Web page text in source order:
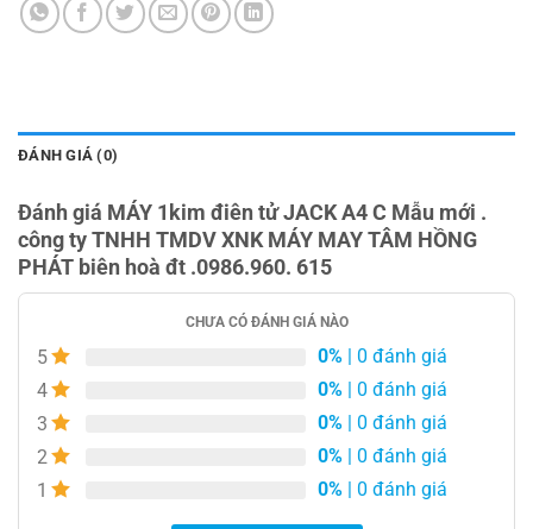
ĐÁNH GIÁ (0)
Đánh giá MÁY 1kim điên tử JACK A4 C Mẫu mới .
công ty TNHH TMDV XNK MÁY MAY TÂM HỒNG
PHÁT biên hoà đt .0986.960. 615
CHƯA CÓ ĐÁNH GIÁ NÀO
5 0% | 0 đánh giá
4
0% | 0 đánh giá
3
0% | 0 đánh giá
2
0% | 0 đánh giá
1
0% | 0 đánh giá